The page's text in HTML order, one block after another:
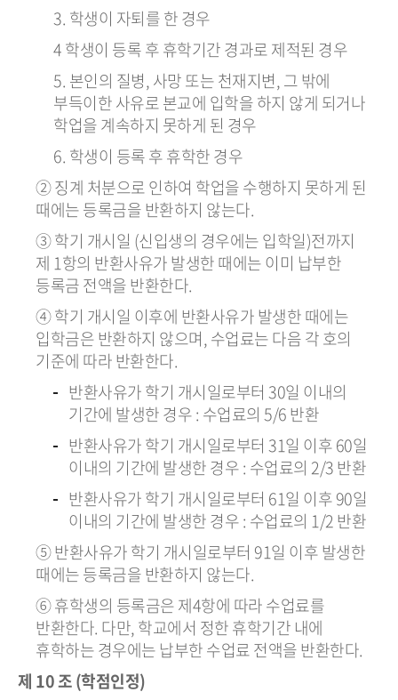
3. 학생이 자퇴를 한 경우
4 학생이 등록 후 휴학기간 경과로 제적된 경우
5. 본인의 질병, 사망 또는 천재지변, 그 밖에
부득이한 사유로 본교에 입학을 하지 않게 되거나
학업을 계속하지 못하게 된 경우
6. 학생이 등록 후 휴학한 경우
② 징계 처분으로 인하여 학업을 수행하지 못하게 된
때에는 등록금을 반환하지 않는다.
③ 학기 개시일 (신입생의 경우에는 입학일)전까지
제 1항의 반환사유가 발생한 때에는 이미 납부한
등록금 전액을 반환한다.
④ 학기 개시일 이후에 반환사유가 발생한 때에는
입학금은 반환하지 않으며, 수업료는 다음 각 호의
기준에 따라 반환한다.
반환사유가 학기 개시일로부터 30일 이내의
기간에 발생한 경우 : 수업료의 5/6 반환
반환사유가 학기 개시일로부터 31일 이후 60일
이내의 기간에 발생한 경우 : 수업료의 2/3 반환
반환사유가 학기 개시일로부터 61일 이후 90일
이내의 기간에 발생한 경우 : 수업료의 1/2 반환
⑤ 반환사유가 학기 개시일로부터 91일 이후 발생한
때에는 등록금을 반환하지 않는다.
⑥ 휴학생의 등록금은 제4항에 따라 수업료를
반환한다. 다만, 학교에서 정한 휴학기간 내에
휴학하는 경우에는 납부한 수업료 전액을 반환한다.
제 10 조 (학점인정)